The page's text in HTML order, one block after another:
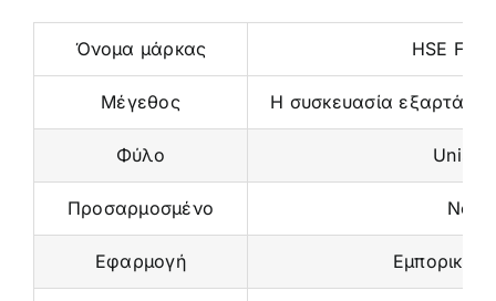
Όνομα μάρκας HSE
Μέγεθος Η συσκευασία
Φύλο Unisex
Προσαρμοσμένο Ναι
Εφαρμογή Εμπορική